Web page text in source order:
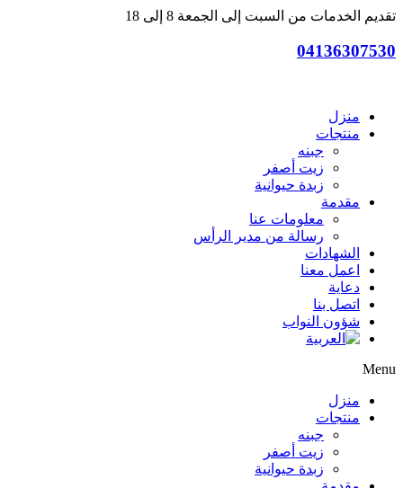
تقديم الخدمات من السبت إلى الجمعة 8 إلى 18
04136307530
منزل
منتجات
جبنه
زيت أصفر
زبدة حيوانية
مقدمة
معلومات عنا
رسالة من مدير الرأس
الشهادات
اعمل معنا
دعاية
اتصل بنا
شؤون النواب
Menu
منزل
منتجات
جبنه
زيت أصفر
زبدة حيوانية